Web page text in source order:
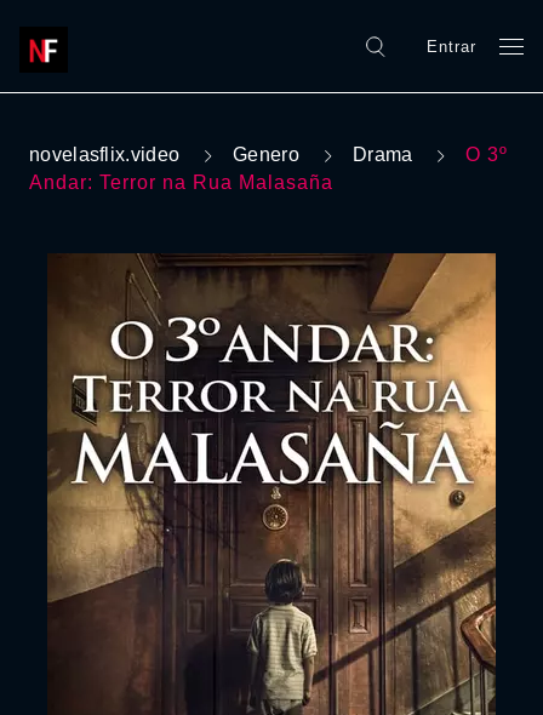
Entrar
novelasflix.video Genero Drama
O 3º
Andar: Terror na Rua Malasaña